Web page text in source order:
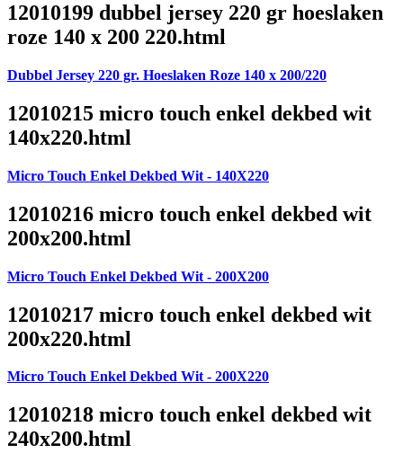
12010199 dubbel jersey 220 gr hoeslaken
roze 140 x 200 220.html
Dubbel Jersey 220 gr. Hoeslaken Roze 140 x 200/220
12010215 micro touch enkel dekbed wit
140x220.html
Micro Touch Enkel Dekbed Wit - 140X220
12010216 micro touch enkel dekbed wit
200x200.html
Micro Touch Enkel Dekbed Wit - 200X200
12010217 micro touch enkel dekbed wit
200x220.html
Micro Touch Enkel Dekbed Wit - 200X220
12010218 micro touch enkel dekbed wit
240x200.html